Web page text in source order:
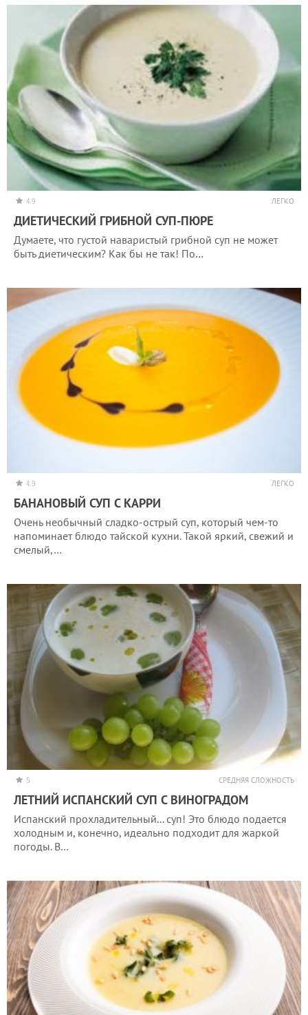
4.9 ЛЕГКО
ДИЕТИЧЕСКИЙ ГРИБНОЙ СУП-ПЮРЕ
Думаете, что густой наваристый грибной суп не может
быть диетическим? Как бы не так! По…
4.9 ЛЕГКО
БАНАНОВЫЙ СУП С КАРРИ
Очень необычный сладко-острый суп, который чем-то
напоминает блюдо тайской кухни. Такой яркий, свежий и
смелый,…
5 СРЕДНЯЯ СЛОЖНОСТЬ
ЛЕТНИЙ ИСПАНСКИЙ СУП С ВИНОГРАДОМ
Испанский прохладительный... суп! Это блюдо подается
холодным и, конечно, идеально подходит для жаркой
погоды. В…